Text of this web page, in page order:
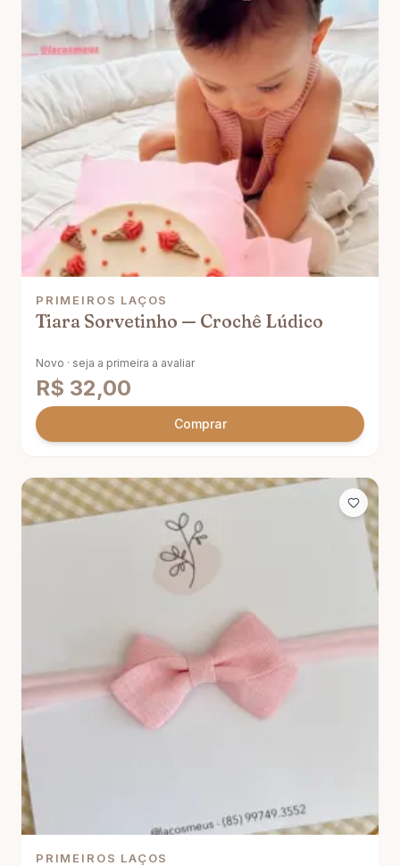
PRIMEIROS LAÇOS
Tiara Sorvetinho — Crochê Lúdico
Novo · seja a primeira a avaliar
R$ 32,00
Comprar
PRIMEIROS LAÇOS